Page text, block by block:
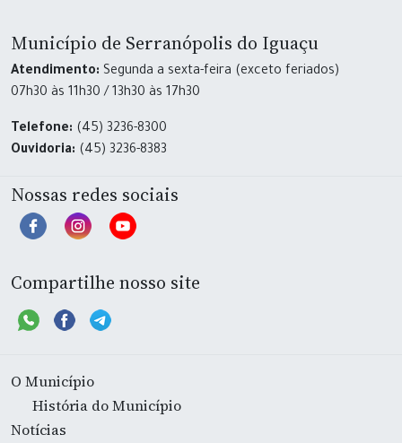
Município de Serranópolis do Iguaçu
Atendimento: Segunda a sexta-feira (exceto feriados)
07h30 às 11h30 / 13h30 às 17h30
Telefone: (45) 3236-8300
Ouvidoria: (45) 3236-8383
Nossas redes sociais
Compartilhe nosso site
O Município
História do Município
Notícias